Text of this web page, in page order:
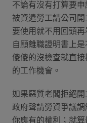
不論有沒有打算要申
被資遣勞工請公司
要使用就不用回頭
自願離職證明書上
傻傻的沒檢查就直
的工作機會。
如果惡質老闆拒絕
政府聲請勞資爭議
你應有的權利；就